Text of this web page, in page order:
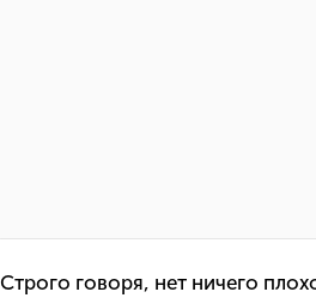
Строго говоря, нет ничего